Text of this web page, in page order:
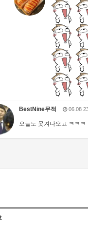
BestNine무적 06.08
오늘도 못겨나오고 ㅋㅋ